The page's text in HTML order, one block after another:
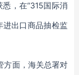
悉，在“315国际消
进出口商品抽检监
方面，海关总署对